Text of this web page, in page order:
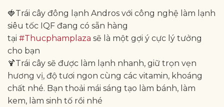
🍓Trái cây đông lạnh Andros với công nghệ làm lạnh
siêu tốc IQF đang có sẵn hàng
tại #Thucphamplaza sẽ là một gợi ý cực lý tưởng
cho bạn
🍹Trái cây sẽ được làm lạnh nhanh, giữ trọn vẹn
hương vị, độ tươi ngon cùng các vitamin, khoáng
chất nhé. Bạn thoải mái sáng tạo làm bánh, làm
kem, làm sinh tố rồi nhé